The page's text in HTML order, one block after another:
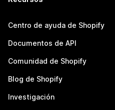
Centro de ayuda de Shopify
Documentos de API
Comunidad de Shopify
Blog de Shopify
Investigación